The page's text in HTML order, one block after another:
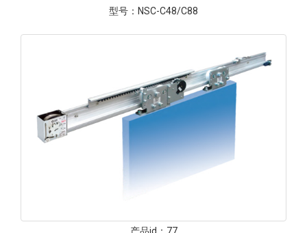
型号： NSC-C48/C88